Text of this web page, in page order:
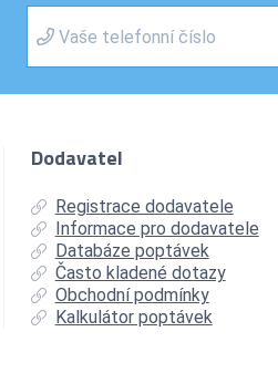
Dodavatel
Registrace dodavatele
Informace pro dodavatele
Databáze poptávek
Často kladené dotazy
Obchodní podmínky
Kalkulátor poptávek